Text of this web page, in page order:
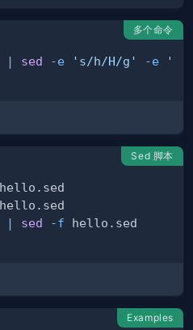
多个命令
| sed -e 's/h/H/g' -e
's/
Sed 脚本
| sed -f
Examples